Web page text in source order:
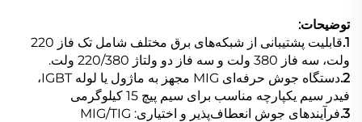
توضیحات:
1.
قابلیت پشتیبانی از شبکه‌های برق مختلف شامل تک فاز 220
ولت، سه فاز 380 ولت و سه فاز دو ولتاژ 220/380 ولت.
2.
دستگاه جوش حرفه‌ای MIG مجهز به ماژول یا لوله IGBT،
فیدر سیم یکپارچه مناسب برای سیم پیچ 15 کیلوگرمی
3.
فرآیندهای جوش انعطاف‌پذیر و اختیاری: MIG/TIG